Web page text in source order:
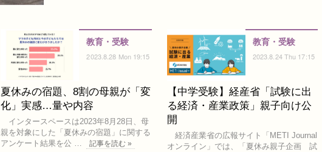
教育・受験
2023.8.28 Mon 19:15
夏休みの宿題、8割の母親が「変
化」実感…量や内容
インタースペースは2023年8月28日、母
親を対象にした「夏休みの宿題」に関する
アンケート結果を公 …
記事を読む »
教育・受験
2023.8.24 Thu 17:15
【中学受験】経産省「試験に出
る経済・産業政策」親子向け公
開
経済産業省の広報サイト「METI Journal
オンライン」では、「夏休み親子企画 試